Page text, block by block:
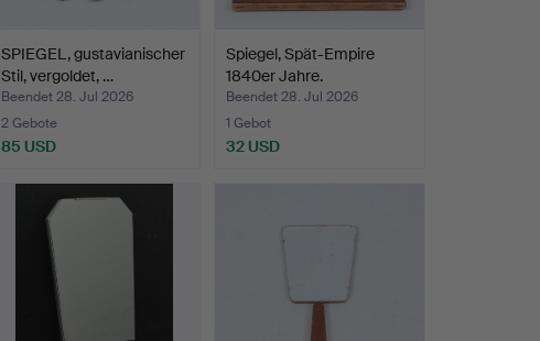
SPIEGEL, gustavianischer
Stil, vergoldet, …
Beendet 28. Jul 2026
2 Gebote
85 USD
Spiegel, Spät-Empire
1840er Jahre.
Beendet 28. Jul 2026
1 Gebot
32 USD